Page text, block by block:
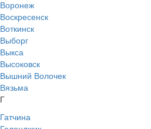
Воронеж
Воскресенск
Воткинск
Выборг
Выкса
Высоковск
Вышний Волочек
Вязьма
Г
Гатчина